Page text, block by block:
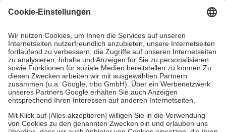
Grundsätzlich leisten Mitglieder Zuzahlungen in Höhe von zehn
höchstens zehn Euro.
Es sind jedoch nie mehr als die tatsächlichen
Kosten der Leistung zu entrichten.
Diese Regeln gelten grundsätzlich auch für Online-Apotheken.
Bei Heilmitteln und häuslicher Krankenpflege beträgt die
Zuzahlung zehn Prozent der Kosten sowie zehn Euro je
Verordnung.
Um das Engagement der Versicherten für ihre eigene Gesundheit zu
stärken und die besondere Stellung der Familie zu unterstützen,
fallenkeine Zuzahlungenan bei:
• Kindern und Jugendlichen bis zum vollendeten 18. Lebensjahr